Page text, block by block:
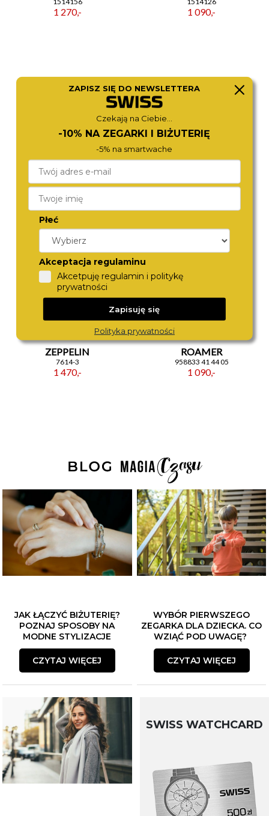
1 270,- 1 090,-
BOSS
1514273 1514194
ZEPPELIN
7614-3
1 470,-
ROAMER
958833 41 44 05
1 090,-
JAK ŁĄCZYĆ BIŻUTERIĘ?
POZNAJ SPOSOBY NA
MODNE STYLIZACJE
CZYTAJ WIĘCEJ
WYBÓR PIERWSZEGO
ZEGARKA DLA DZIECKA. CO
WZIĄĆ POD UWAGĘ?
CZYTAJ WIĘCEJ
SWISS WATCHCARD
ZAPISZ SIĘ DO NEWSLETTERA
Czekają na Ciebie...
-10% NA ZEGARKI I BIŻUTERIĘ
-5% na smartwache
Płeć
Akceptacja regulaminu
Akcetpuję regulamin i politykę
prywatności
Zapisuję się
Polityka prywatności